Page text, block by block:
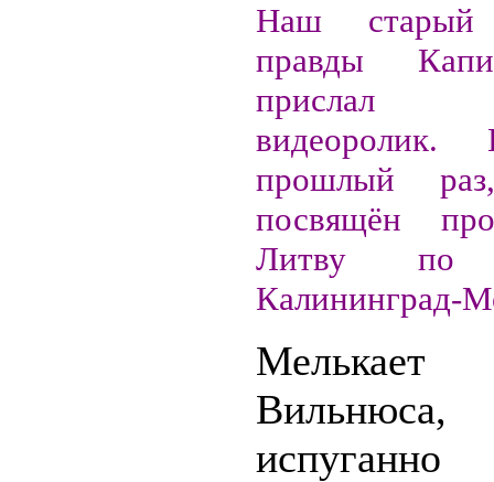
Наш старый
правды
прислал
прошлый
посвящён
Литву по
Калининград-